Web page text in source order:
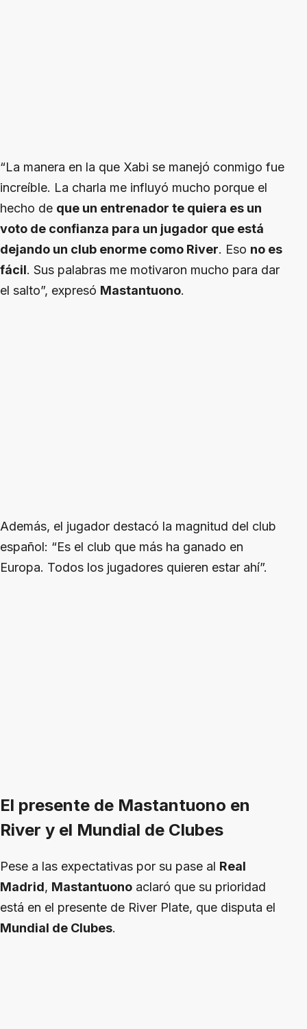
“La manera en la que Xabi se manejó conmigo fue
increíble. La charla me influyó mucho porque el
hecho de que un entrenador te quiera es un
voto de confianza para un jugador que está
dejando un club enorme como River. Eso no es
fácil. Sus palabras me motivaron mucho para dar
el salto”, expresó Mastantuono.
Además, el jugador destacó la magnitud del club
español: “Es el club que más ha ganado en
Europa. Todos los jugadores quieren estar ahí”.
El presente de Mastantuono en
River y el Mundial de Clubes
Pese a las expectativas por su pase al Real
Madrid, Mastantuono aclaró que su prioridad
está en el presente de River Plate, que disputa el
Mundial de Clubes.